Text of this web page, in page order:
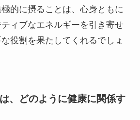
的に摂ることは、心身ともに
ィブなエネルギーを引き寄せ
役割を果たしてくれるでしょ
、どのように健康に関係す